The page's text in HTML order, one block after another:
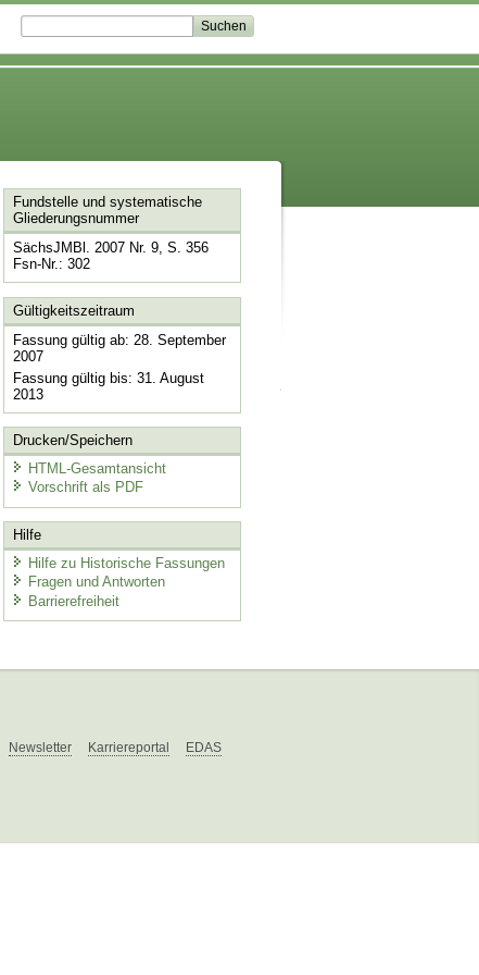
Fundstelle und systematische
Gliederungsnummer
SächsJMBl. 2007 Nr. 9, S. 356
Fsn-Nr.: 302
Gültigkeitszeitraum
Fassung gültig ab: 28. September
2007
Fassung gültig bis: 31. August
2013
Drucken/Speichern
HTML-Gesamtansicht
Vorschrift als PDF
Hilfe
Hilfe zu Historische Fassungen
Fragen und Antworten
Barrierefreiheit
Newsletter Karriereportal EDAS